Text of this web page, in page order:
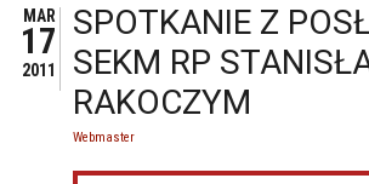
MAR
17
2011
SPOTKANIE Z
SEKM RP
RAKOCZYM
Webmaster